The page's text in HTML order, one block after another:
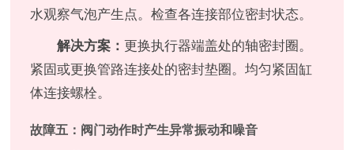
水观察气泡产生点。检查各连接部位密封状态。
解决方案： 更换执行器端盖处的轴密封圈。
紧固或更换管路连接处的密封垫圈。均匀紧固缸
体连接螺栓。
故障五：阀门动作时产生异常振动和噪音